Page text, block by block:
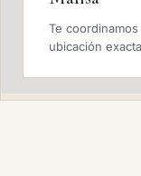
Te
ubicación